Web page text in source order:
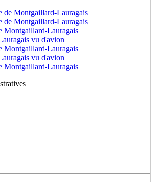
de Montgaillard-Lauragais
de Montgaillard-Lauragais
Montgaillard-Lauragais
vu d'avion
Montgaillard-Lauragais
vu d'avion
Montgaillard-Lauragais